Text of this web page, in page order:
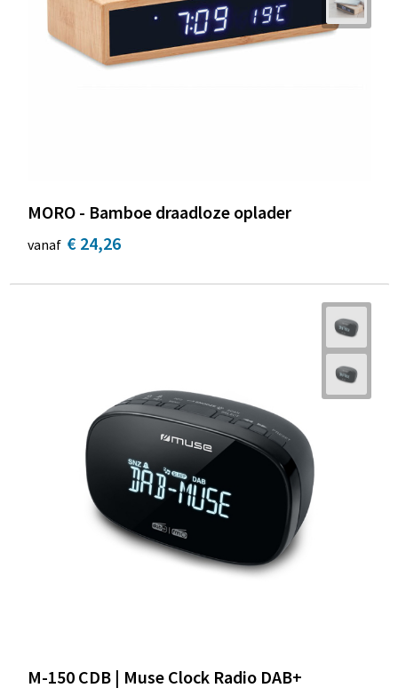
MORO - Bamboe draadloze oplader
vanaf € 24,26
M-150 CDB | Muse Clock Radio DAB+